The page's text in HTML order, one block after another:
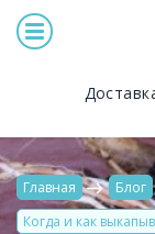
Главная Блог
Когда и как